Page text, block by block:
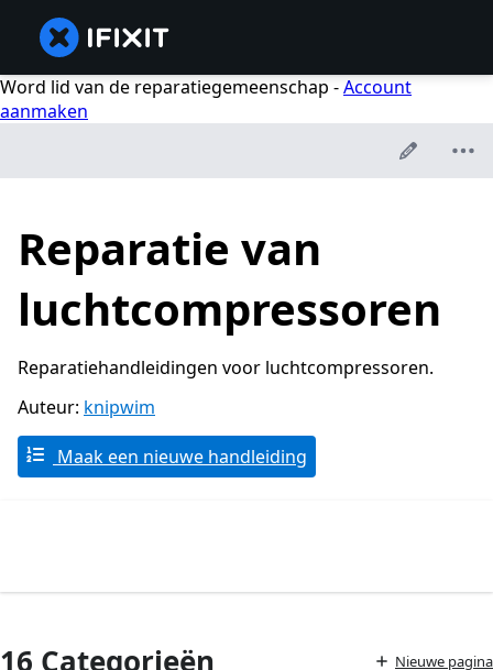
Word lid van de reparatiegemeenschap -Account
aanmaken
Reparatie van
luchtcompressoren
Reparatiehandleidingen voor luchtcompressoren.
Auteur: knipwim
Maak een nieuwe handleiding
16 Categorieën Nieuwe pagina